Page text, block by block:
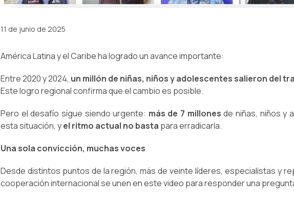
11 de junio de 2025
América Latina y el Caribe ha logrado un avance importante:
Entre 2020 y 2024, un millón de niñas, niños y adolescentes salieron del
Este logro regional confirma que el cambio es posible.
Pero el desafío sigue siendo urgente: más de 7 millonesde niñas, niños y
esta situación, yel ritmo actual no basta para erradicarla.
Una sola convicción, muchas voces
Desde distintos puntos de la región, más de veinte líderes, especialistas y
cooperación internacional se unen en este video para responder una